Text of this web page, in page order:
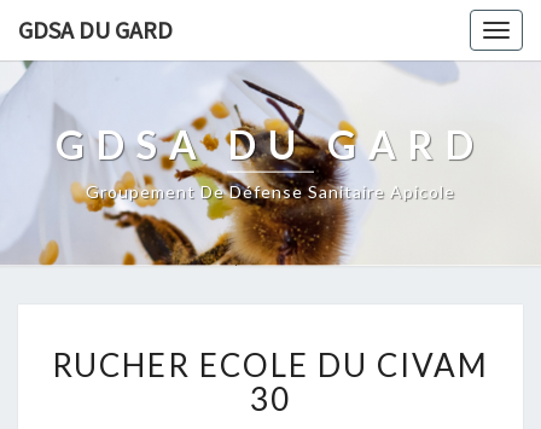
GDSA DU GARD
GDSA DU GARD
Groupement De Défense Sanitaire Apicole
ECOLE
DU
CIVAM
RUCHER ECOLE DU CIVAM
30